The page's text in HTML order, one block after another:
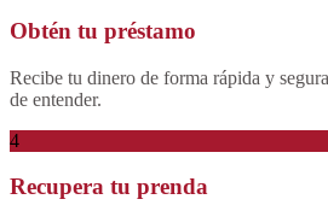
Obtén tu préstamo
Recibe tu dinero de forma rápida y
de entender.
4
Recupera tu prenda